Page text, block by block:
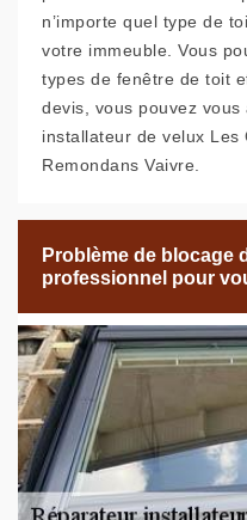
n’importe quel type de
votre immeuble. Vous
types de fenêtre de toit
devis, vous pouvez
installateur de velux Les
Remondans Vaivre.
Problème de blocage
professionnel pour